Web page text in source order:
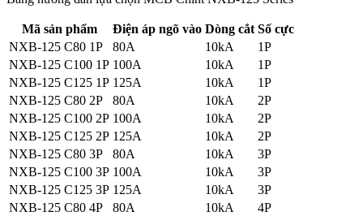
Mã sản phẩm Điện áp ngõ vào Dòng cắt Số cực
NXB-125 C80 1P
80A 10kA
1P
NXB-125 C100 1P 100A 10kA
1P
NXB-125 C125 1P 125A 10kA
1P
NXB-125 C80 2P
80A 10kA
2P
NXB-125 C100 2P 100A 10kA
2P
NXB-125 C125 2P 125A 10kA
2P
NXB-125 C80 3P
80A 10kA
3P
NXB-125 C100 3P 100A 10kA
3P
NXB-125 C125 3P 125A 10kA
3P
NXB-125 C80 4P
80A 10kA
4P